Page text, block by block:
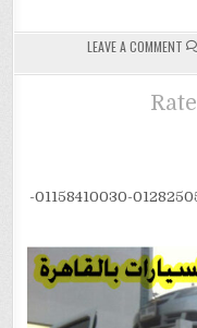
LEAVE A COMMENT
ON
ونش
انقاذ
محافظة
القاهرة
| 01282505052-01158410030-